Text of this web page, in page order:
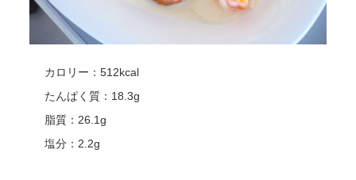
カロリー：512kcal
たんぱく質：18.3g
脂質：26.1g
塩分：2.2g